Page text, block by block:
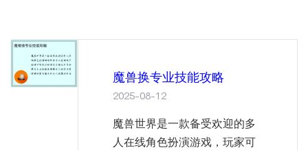
魔兽换专业技能攻略
2025-08-12
魔兽世界是一款备受欢迎的多
人在线角色扮演游戏，玩家可